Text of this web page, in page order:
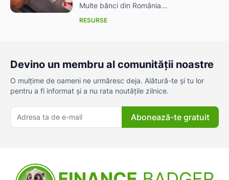
Multe bănci din România...
RESURSE
Devino un membru al comunității noastre
O mulțime de oameni ne urmăresc deja. Alătură-te și tu lor
pentru a fi informat și a nu rata noutățile zilnice.
Abonează-te gratuit